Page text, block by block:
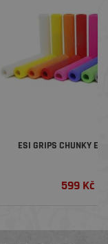
ESI GRIPS CHUNKY
599Kč